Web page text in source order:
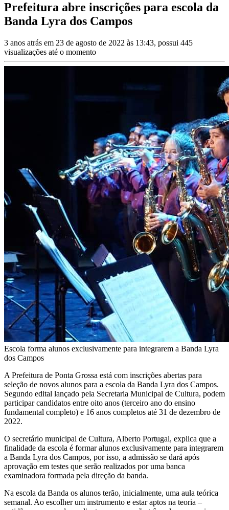
Prefeitura abre inscrições para escola da
Banda Lyra dos Campos
3 anos atrás em 23 de agosto de 2022 às 13:43, possui 445
visualizações até o momento
Escola forma alunos exclusivamente para integrarem a Banda Lyra
dos Campos
A Prefeitura de Ponta Grossa está com inscrições abertas para
seleção de novos alunos para a escola da Banda Lyra dos Campos.
Segundo edital lançado pela Secretaria Municipal de Cultura, podem
participar candidatos entre oito anos (terceiro ano do ensino
fundamental completo) e 16 anos completos até 31 de dezembro de
2022.
O secretário municipal de Cultura, Alberto Portugal, explica que a
finalidade da escola é formar alunos exclusivamente para integrarem
a Banda Lyra dos Campos, por isso, a admissão se dará após
aprovação em testes que serão realizados por uma banca
examinadora formada pela direção da banda.
Na escola da Banda os alunos terão, inicialmente, uma aula teórica
semanal. Ao escolher um instrumento e estar aptos na teoria –